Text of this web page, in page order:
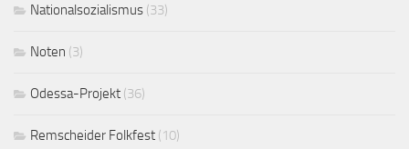
Nationalsozialismus (33)
Noten (3)
Odessa-Projekt (36)
Remscheider Folkfest (10)